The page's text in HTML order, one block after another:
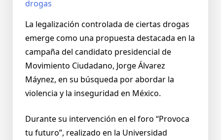
La legalización controlada de ciertas drogas
emerge como una propuesta destacada en la
campaña del candidato presidencial de
Movimiento Ciudadano, Jorge Álvarez
Máynez, en su búsqueda por abordar la
violencia y la inseguridad en México.
Durante su intervención en el foro “Provoca
tu futuro”, realizado en la Universidad